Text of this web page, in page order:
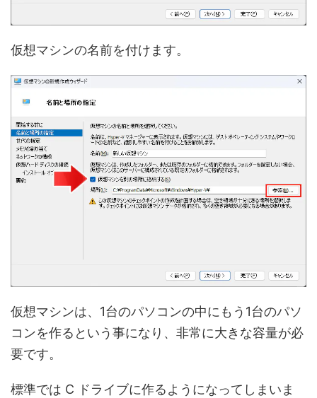
仮想マシンの名前を付けます。
仮想マシンは、1台のパソコンの中にもう1台のパソ
コンを作るという事になり、非常に大きな容量が必
要です。
標準では C ドライブに作るようになってしまいま